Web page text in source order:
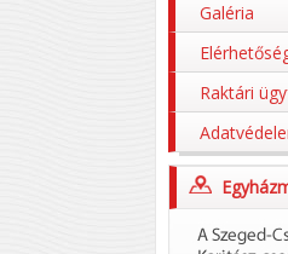
Galéria
Raktári